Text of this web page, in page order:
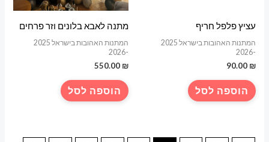
עציץ פלפל חריף
המתנות האהובות בישראל 2025
-2026
90.00 ₪
הוספה לסל
מתנה לאבא בלונים וזר פרחים
המתנות האהובות בישראל 2025
-2026
550.00 ₪
הוספה לסל